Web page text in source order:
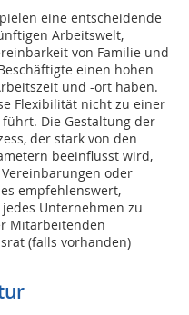
eine entscheidende
Arbeitswelt,
von Familie und
einen hohen
und -ort haben.
Flexibilität nicht zu einer
Die Gestaltung der
der stark von den
beeinflusst wird,
oder
empfehlenswert,
Unternehmen zu
Mitarbeitenden
(falls vorhanden)